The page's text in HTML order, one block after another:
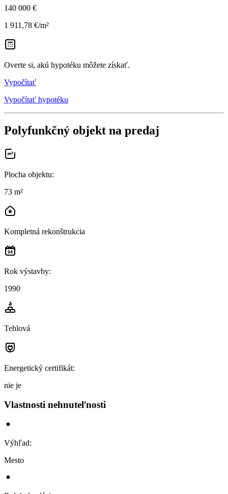
140 000 €
1 911,78 €/m²
Overte si, akú hypotéku môžete získať.
Vypočítať
Vypočítať hypotéku
Polyfunkčný objekt na predaj
Plocha objektu:
73 m²
Kompletná rekonštrukcia
Rok výstavby:
1990
Tehlová
Energetický certifikát:
nie je
Vlastnosti nehnuteľnosti
Výhľad:
Mesto